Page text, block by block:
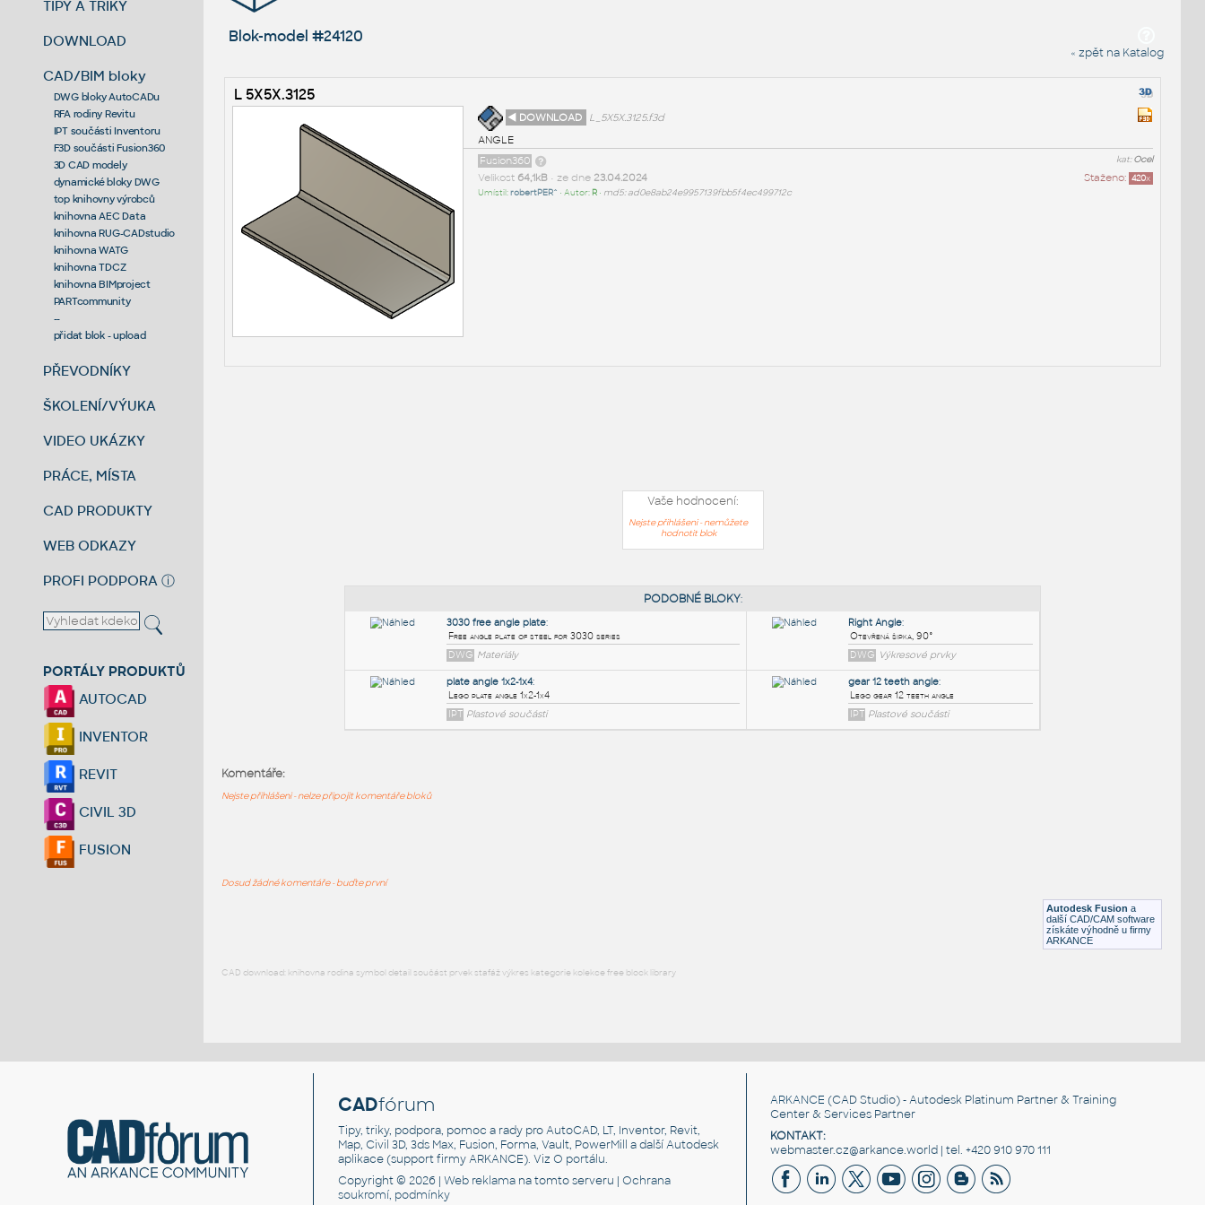
TIPY A TRIKY
DOWNLOAD
CAD/BIM bloky
DWG bloky AutoCADu
RFA rodiny Revitu
IPT součásti Inventoru
F3D součásti Fusion360
3D CAD modely
dynamické bloky DWG
top knihovny výrobců
knihovna AEC Data
knihovna RUG-CADstudio
knihovna WATG
knihovna TDCZ
knihovna BIMproject
PARTcommunity
--
přidat blok - upload
PŘEVODNÍKY
ŠKOLENÍ/VÝUKA
VIDEO UKÁZKY
PRÁCE, MÍSTA
CAD PRODUKTY
WEB ODKAZY
PROFI PODPORA ⓘ
PORTÁLY PRODUKTŮ
AUTOCAD
INVENTOR
REVIT
CIVIL 3D
FUSION
Blok-model #24120
« zpět na Katalog
L 5X5X.3125
◄ DOWNLOAD
L_5X5X.3125.f3d
ANGLE
kat:Ocel
Fusion360
Staženo: 420x
Velikost 64,1kB• ze dne 23.04.2024
Umístil:robertPER^ • Autor: R• md5: ad0e8ab24e9957139fbb5f4ec499712c
Vaše hodnocení:
Nejste přihlášeni - nemůžete
hodnotit blok
Plastové součásti
Autodesk Fusion a
další CAD/CAM software
získáte výhodně u firmy
ARKANCE
Komentáře:
Nejste přihlášeni - nelze připojit komentáře bloků
Dosud žádné komentáře - buďte první
CAD download: knihovna rodina symbol detail součást prvek stafáž výkres kategorie kolekce free block library
CADfórum
Tipy, triky, podpora, pomoc a rady pro AutoCAD, LT, Inventor, Revit,
Map, Civil 3D, 3ds Max, Fusion, Forma, Vault, PowerMill a další Autodesk
aplikace (support firmy ARKANCE). VizO portálu.
Copyright © 2026 |Web reklama na tomto serveru |Ochrana
soukromí, podmínky
ARKANCE (CAD Studio) - Autodesk Platinum Partner & Training
Center & Services Partner
KONTAKT:
webmaster.cz@arkance.world | tel. +420 910 970 111